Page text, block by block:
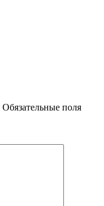
Обязательные поля